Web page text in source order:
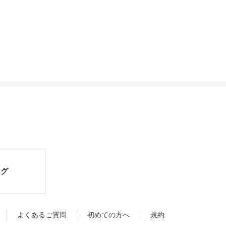
よくあるご質問 初めての方へ 規約